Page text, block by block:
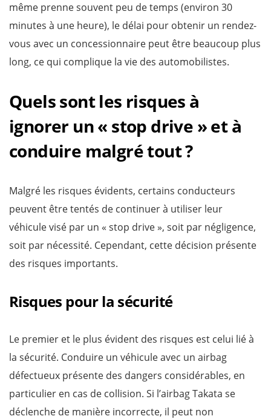
même prenne souvent peu de temps (environ 30
minutes à une heure), le délai pour obtenir un rendez-
vous avec un concessionnaire peut être beaucoup plus
long, ce qui complique la vie des automobilistes.
Quels sont les risques à
ignorer un « stop drive » et à
conduire malgré tout ?
Malgré les risques évidents, certains conducteurs
peuvent être tentés de continuer à utiliser leur
véhicule visé par un « stop drive », soit par négligence,
soit par nécessité. Cependant, cette décision présente
des risques importants.
Risques pour la sécurité
Le premier et le plus évident des risques est celui lié à
la sécurité. Conduire un véhicule avec un airbag
défectueux présente des dangers considérables, en
particulier en cas de collision. Si l’airbag Takata se
déclenche de manière incorrecte, il peut non